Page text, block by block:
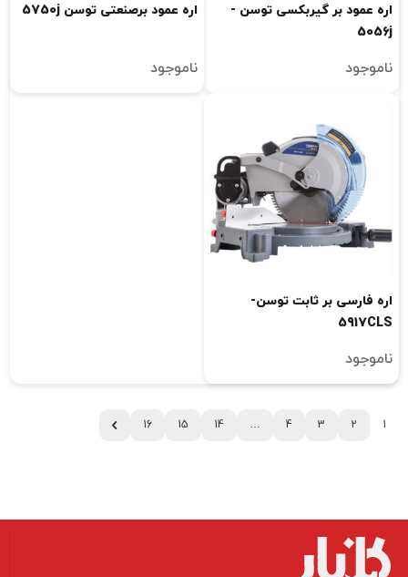
اره عمود بر گیربکسی توسن -
5056j
ناموجود
اره عمود برصنعتی توسن 5750j
ناموجود
اره فارسی بر ثابت توسن-
5917CLS
ناموجود
1
2
3
4
…
14
15
16